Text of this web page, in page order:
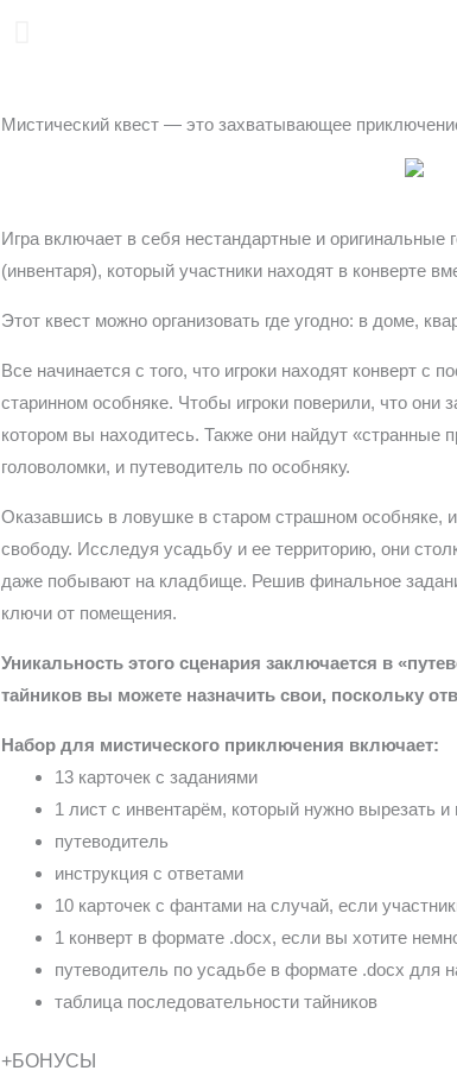
Мистический квест — это захватывающее
Игра включает в себя нестандартные и
(инвентаря), который участники находят в конверте
Этот квест можно организовать где угодно: в доме,
Все начинается с того, что игроки находят конверт
старинном особняке. Чтобы игроки поверили, что
котором вы находитесь. Также они найдут
головоломки, и путеводитель по особняку.
Оказавшись в ловушке в старом страшном особняке,
свободу. Исследуя усадьбу и ее территорию, они
даже побывают на кладбище. Решив финальное
ключи от помещения.
Уникальность этого сценария заключается в
тайников вы можете назначить свои, поскольку
Набор для мистического приключения включает:
13 карточек с заданиями
1 лист с инвентарём, который нужно вырезать и
путеводитель
инструкция с ответами
10 карточек с фантами на случай, если
1 конверт в формате .docx, если вы хотите
путеводитель по усадьбе в формате .docx для
таблица последовательности тайников
+БОНУСЫ